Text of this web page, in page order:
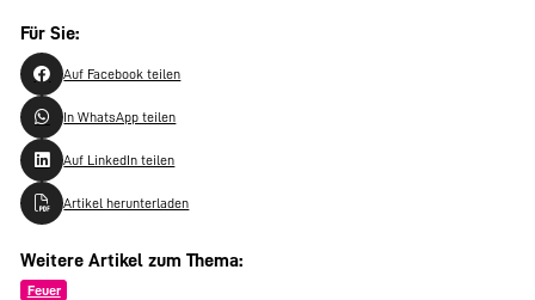
Für Sie:
Auf Facebook teilen
In WhatsApp teilen
Auf LinkedIn teilen
Artikel herunterladen
Weitere Artikel zum Thema:
Feuer